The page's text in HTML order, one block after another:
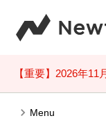
【重要】2026年
Menu